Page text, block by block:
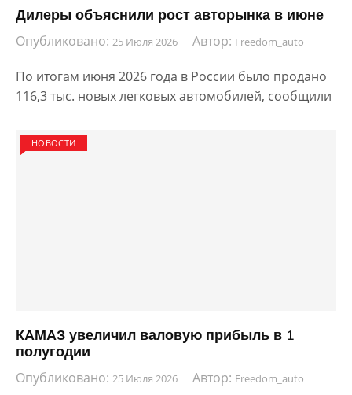
Дилеры объяснили рост авторынка в июне
Опубликовано: 25 Июля 2026 Автор: Freedom_auto
По итогам июня 2026 года в России было продано
116,3 тыс. новых легковых автомобилей, сообщили
НОВОСТИ
КАМАЗ увеличил валовую прибыль в 1
полугодии
Опубликовано: 25 Июля 2026 Автор: Freedom_auto